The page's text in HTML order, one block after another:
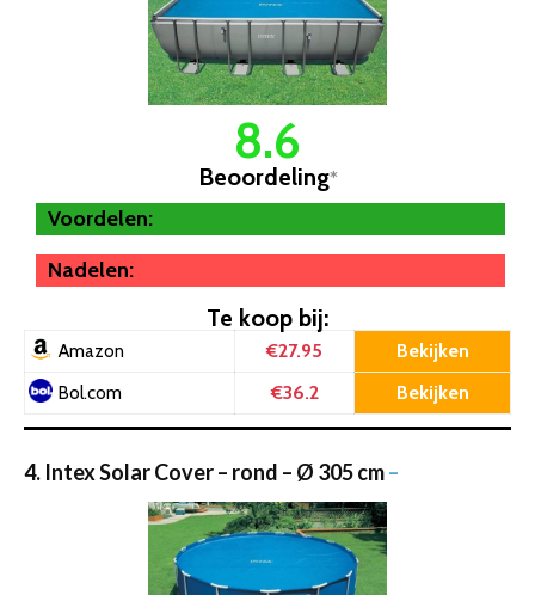
8.6
Beoordeling*
Voordelen:
Nadelen:
Te koop bij:
Amazon €27.95 Bekijken
Bol.com €36.2 Bekijken
4. Intex Solar Cover – rond – Ø 305 cm–